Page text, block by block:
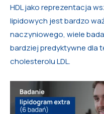
HDL jako reprezentacja
lipidowych jest bardzo
naczyniowego, wiele
bardziej predyktywne dla
cholesterolu LDL.